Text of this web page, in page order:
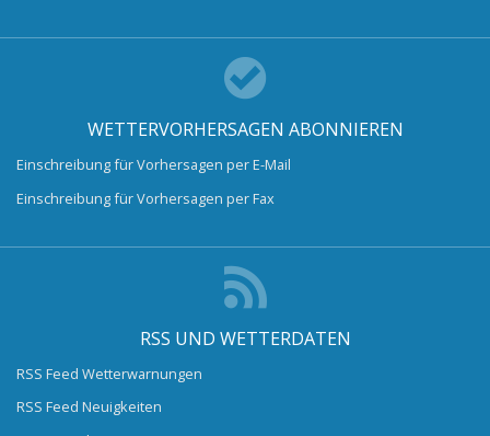
WETTERVORHERSAGEN ABONNIEREN
Einschreibung für Vorhersagen per E-Mail
Einschreibung für Vorhersagen per Fax
RSS UND WETTERDATEN
RSS Feed Wetterwarnungen
RSS Feed Neuigkeiten